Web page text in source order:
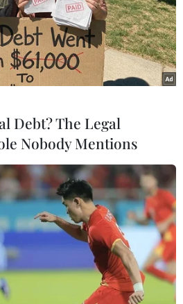
dự thi Olympic Sinh học Quốc
chương, trong đó có 1 huy
Bạc và 1 huy chương Đồng.
Debt? The Legal
Nobody Mentions